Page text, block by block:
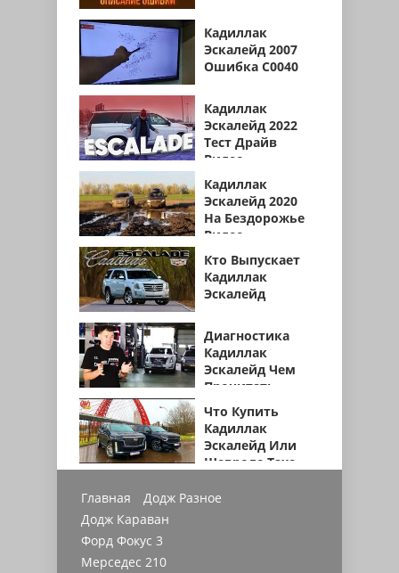
Кадиллак
Эскалейд 2007
Ошибка С0040
Кадиллак
Эскалейд 2022
Тест Драйв
Видео
Кадиллак
Эскалейд 2020
На Бездорожье
Видео
Кто Выпускает
Кадиллак
Эскалейд
Диагностика
Кадиллак
Эскалейд Чем
Прочитать
Что Купить
Кадиллак
Эскалейд Или
Шевроле Тахо
Главная
Додж Разное
Додж Караван
Форд Фокус 3
Мерседес 210